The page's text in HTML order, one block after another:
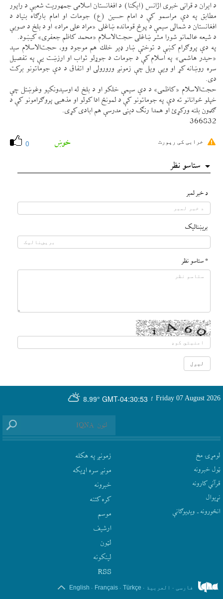
د ايران د قرانی خبری اژانس (ايكنا) د افغانستان اسلامی جمهوريت شعبې د راپور
مطابق په دې مراسمو كې د امام حسين (ع) جومات او امام بارګاه بنياد د
افغانستان د شمالی سيمې د پوځ قومانده ښاغلی «مراد علی مراد» او د بلخ د صوبې
د شيعه عالمانو شورا مشر ښاغلی حجت‌الاسلام «محمد كاظم جعفری» كیښود.
په دې پروګرام كښې د توختې ښار ډير خلك هم موجود وو، حجت‌الاسلام سيد
«حيدر هاشمی» په اسلام كې د جومات د جوړلو ثواب او ارزښت یې په تفصيل
سره روښانه كړ او ویې ويل چې زمونږ ورورولی او اتفاق د دې جوماتونو بركت
دی.
حجت‌الاسلام «كاظمی» د دې سيمې خلكو او د بلخ له اوسيدونكيو وغوښتل چې
خپلو ځوانانو ته دې په جوماتونو كې د لمونځ ادا كولو او مذهبی پروګرامونو كې د
ګډون بلنه وركړئ او همدا رنګ دينی مدرسې هم ابادی كړی.
366832
0 خوښ خرابی کی رپورٹ
ستاسو نظر
د خبر لمبر
بريښناليک
* ستاسو نظر
GMT-04:30:53
8.99° Friday 07 August 2026 ؛
لومړۍ مخ
ټول خبرونه
قرآني کارونه
نړيوال
انځورونه ـ ویډیوګانې
زمونږ په هکله
مونږ سره اړيکه
‫خبرونه
کره کتنه
موسم
ارشيف
لټون
لينکونه
RSS
فارسی . العربیة .
Türkçe
.
Français
.
English